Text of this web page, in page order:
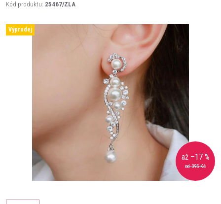
Kód produktu: 25467/ZLA
Výprodej
od 395 Kč
až –17 %